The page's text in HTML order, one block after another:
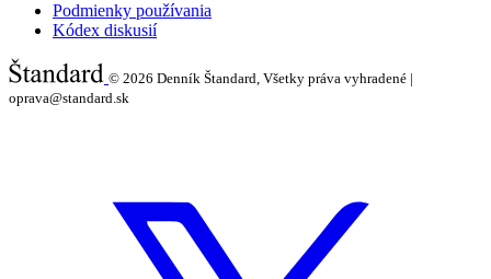
Podmienky používania
Kódex diskusií
© 2026 Denník Štandard, Všetky práva vyhradené |
oprava@standard.sk